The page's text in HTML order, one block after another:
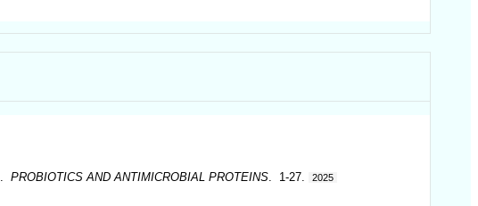
PROBIOTICS AND ANTIMICROBIAL PROTEINS. 1-27. 2025